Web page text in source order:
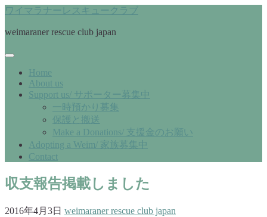
ワイマラナーレスキュークラブ
weimaraner rescue club japan
Home
About us
Support us/ サポーター募集中
一時預かり募集
保護と搬送
Make a Donations/ 支援金のお願い
Adopting a Weim/ 家族募集中
Contact
収支報告掲載しました
2016年4月3日 weimaraner rescue club japan